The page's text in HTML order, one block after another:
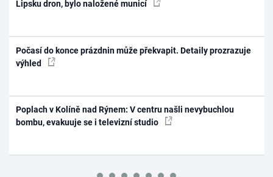
Lipsku dron, bylo naložené municí
Počasí do konce prázdnin může překvapit. Detaily prozrazuje
výhled
Poplach v Kolíně nad Rýnem: V centru našli nevybuchlou
bombu, evakuuje se i televizní studio